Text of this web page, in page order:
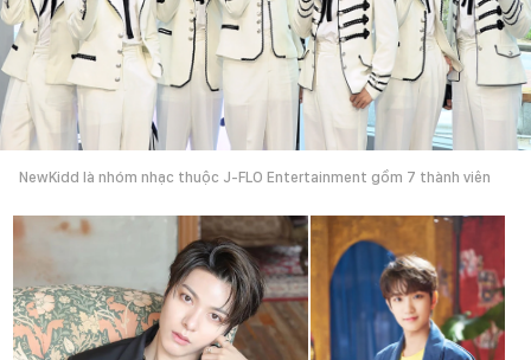
NewKidd là nhóm nhạc thuộc J-FLO Entertainment gồm 7 thành viên